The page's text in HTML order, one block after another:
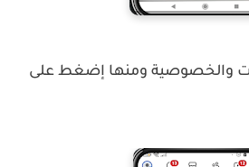
والخصوصية ومنها إضغط على